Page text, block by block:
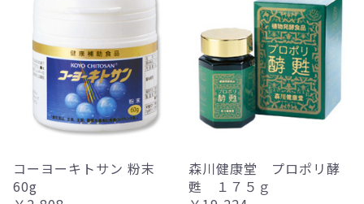
コーヨーキトサン 粉末
60g
森川健康堂 プロポリ酵
甦 １７５ｇ